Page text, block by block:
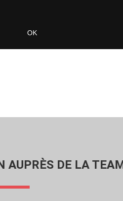
AUPRÈS DE LA